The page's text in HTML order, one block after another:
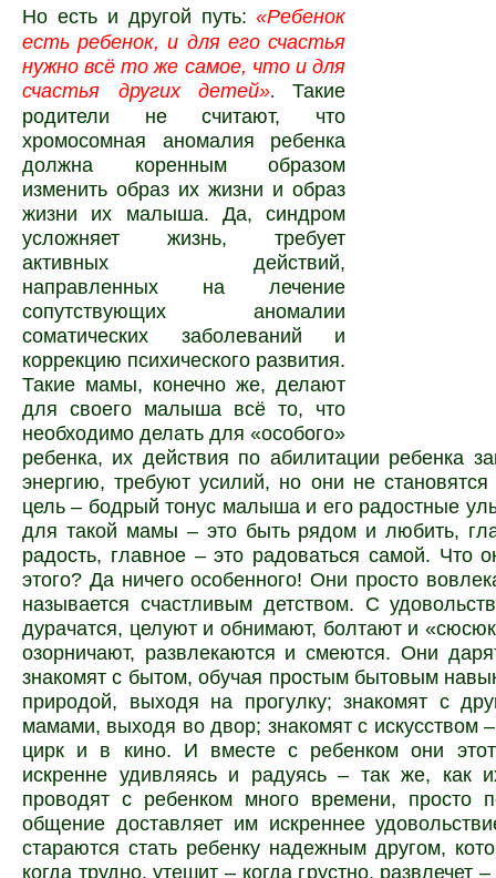
Но есть и другой путь: «Ребенок
есть ребенок, и для его счастья
нужно всё то же самое, что и для
счастья других детей».Такие
родители не считают, что
хромосомная аномалия ребенка
должна коренным образом
изменить образ их жизни и образ
жизни их малыша. Да, синдром
усложняет жизнь, требует
активных действий,
направленных на лечение
сопутствующих аномалии
соматических заболеваний и
коррекцию психического развития.
Такие мамы, конечно же, делают
для своего малыша всё то, что
необходимо делать для «особого»
ребенка, их действия по абилитации ребенка
энергию, требуют усилий, но они не
цель – бодрый тонус малыша и его радостные
для такой мамы – это быть рядом и любить,
радость, главное – это радоваться самой. Что
этого? Да ничего особенного! Они просто
называется счастливым детством. С
дурачатся, целуют и обнимают, болтают и
озорничают, развлекаются и смеются. Они
знакомят с бытом, обучая простым бытовым
природой, выходя на прогулку; знакомят с
мамами, выходя во двор; знакомят с искусством
цирк и в кино. И вместе с ребенком они
искренне удивляясь и радуясь – так же,
проводят с ребенком много времени, просто
общение доставляет им искреннее
стараются стать ребенку надежным другом,
когда трудно, утешит – когда грустно, развлечет